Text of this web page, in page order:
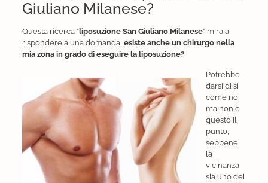
Giuliano Milanese?
Questa ricerca “liposuzione San Giuliano Milanese” mira a
rispondere a una domanda, esiste anche un chirurgo nella
mia zona in grado di eseguire la liposuzione?
Potrebbe
darsi di sì
come no
ma non è
questo il
punto,
sebbene
la
vicinanza
sia uno dei